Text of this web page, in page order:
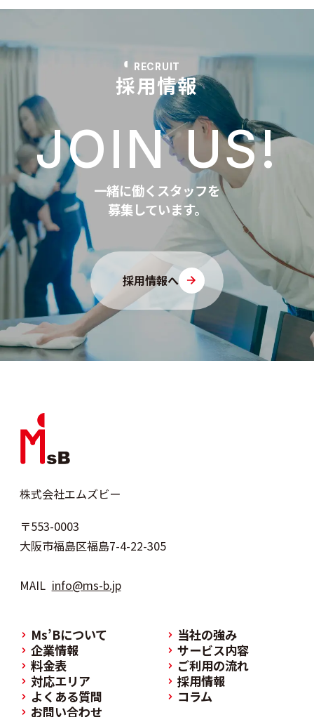
採用情報
RECRUIT
JOIN US!
一緒に働くスタッフを
募集しています。
採用情報へ
株式会社エムズビー
〒553-0003
大阪市福島区福島7-4-22-305
MAIL info@ms-b.jp
Ms’Bについて
当社の強み
企業情報
サービス内容
料金表
ご利用の流れ
対応エリア
採用情報
よくある質問
コラム
お問い合わせ